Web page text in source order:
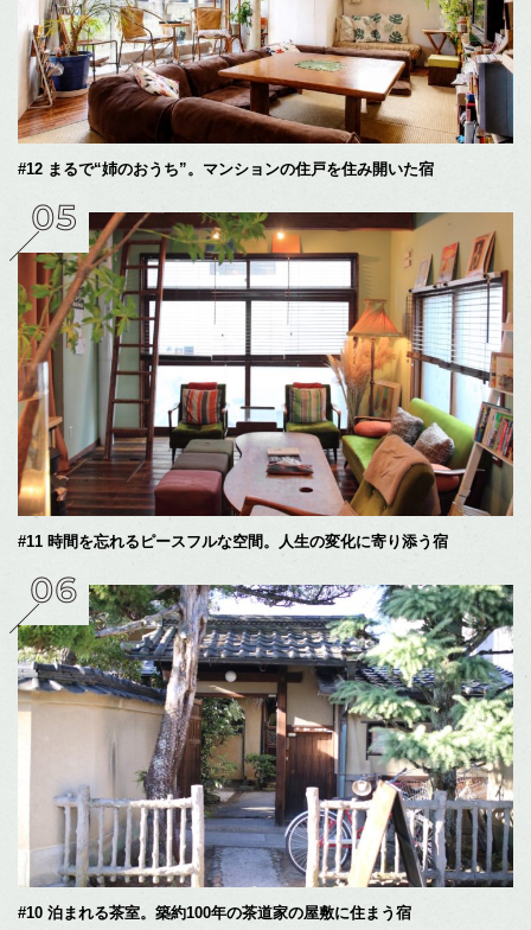
#12 まるで“姉のおうち”。マンションの住戸を住み開いた宿
#11 時間を忘れるピースフルな空間。人生の変化に寄り添う宿
#10 泊まれる茶室。築約100年の茶道家の屋敷に住まう宿